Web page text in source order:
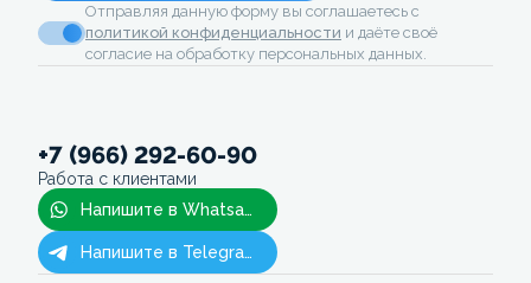
Отправляя данную форму вы соглашаетесь с
политикой конфиденциальности и даёте своё
согласие на обработку персональных данных.
+7 (966) 292-60-90
Работа с клиентами
Напишите в Whatsapp
Напишите в Telegram